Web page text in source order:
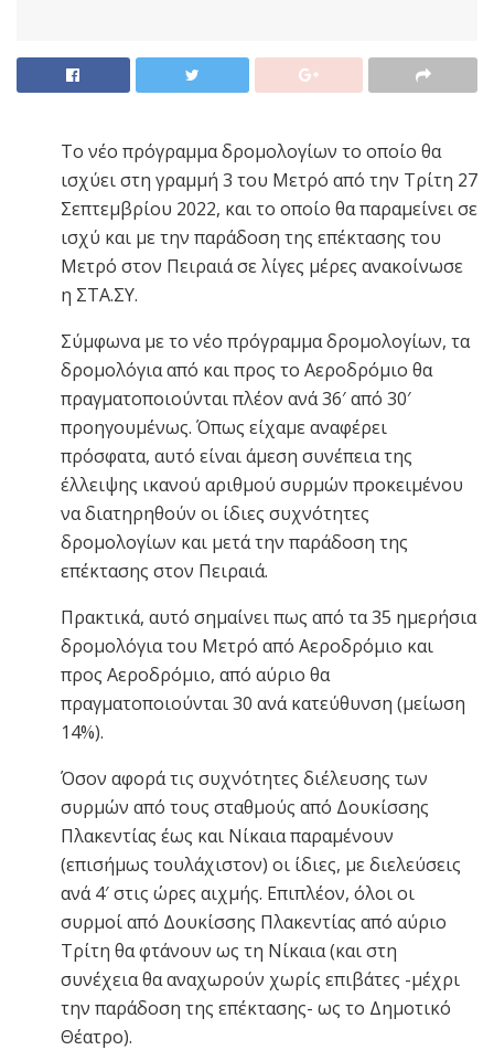
Το νέο πρόγραμμα δρομολογίων το οποίο θα
ισχύει στη γραμμή 3 του Μετρό από την Τρίτη 27
Σεπτεμβρίου 2022, και το οποίο θα παραμείνει σε
ισχύ και με την παράδοση της επέκτασης του
Μετρό στον Πειραιά σε λίγες μέρες ανακοίνωσε
η ΣΤΑ.ΣΥ.
Σύμφωνα με το νέο πρόγραμμα δρομολογίων, τα
δρομολόγια από και προς το Αεροδρόμιο θα
πραγματοποιούνται πλέον ανά 36′ από 30′
προηγουμένως. Όπως είχαμε αναφέρει
πρόσφατα, αυτό είναι άμεση συνέπεια της
έλλειψης ικανού αριθμού συρμών προκειμένου
να διατηρηθούν οι ίδιες συχνότητες
δρομολογίων και μετά την παράδοση της
επέκτασης στον Πειραιά.
Πρακτικά, αυτό σημαίνει πως από τα 35 ημερήσια
δρομολόγια του Μετρό από Αεροδρόμιο και
προς Αεροδρόμιο, από αύριο θα
πραγματοποιούνται 30 ανά κατεύθυνση (μείωση
14%).
Όσον αφορά τις συχνότητες διέλευσης των
συρμών από τους σταθμούς από Δουκίσσης
Πλακεντίας έως και Νίκαια παραμένουν
(επισήμως τουλάχιστον) οι ίδιες, με διελεύσεις
ανά 4′ στις ώρες αιχμής. Επιπλέον, όλοι οι
συρμοί από Δουκίσσης Πλακεντίας από αύριο
Τρίτη θα φτάνουν ως τη Νίκαια (και στη
συνέχεια θα αναχωρούν χωρίς επιβάτες -μέχρι
την παράδοση της επέκτασης- ως το Δημοτικό
Θέατρο).